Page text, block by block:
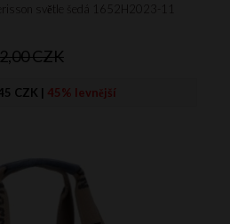
světle šedá 1652H2023-11
CZK
CZK | 45% levnější